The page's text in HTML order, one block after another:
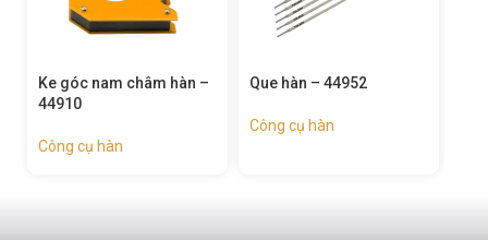
Que hàn – 44952 Kẹp mass – 44940
Công cụ hàn